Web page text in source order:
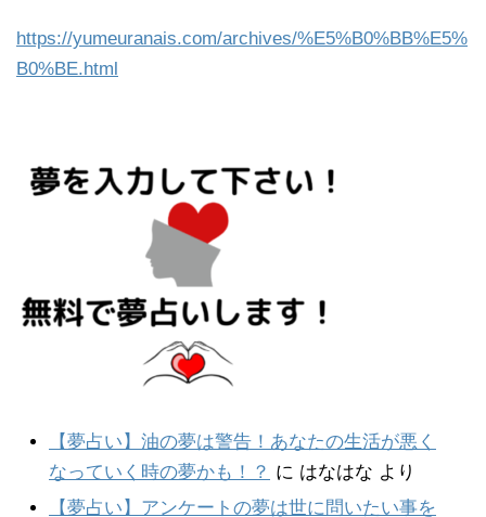
https://yumeuranais.com/archives/%E5%B0%BB%E5%
B0%BE.html
【夢占い】油の夢は警告！あなたの生活が悪く
なっていく時の夢かも！？ に はなはな より
【夢占い】アンケートの夢は世に問いたい事を